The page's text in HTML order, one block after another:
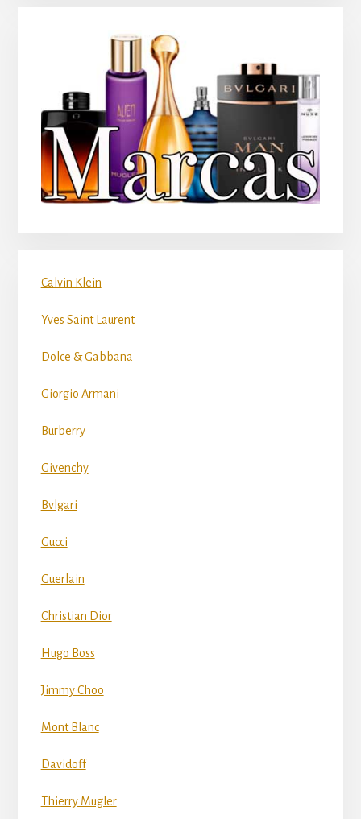
Calvin Klein
Yves Saint Laurent
Dolce & Gabbana
Giorgio Armani
Burberry
Givenchy
Bvlgari
Gucci
Guerlain
Christian Dior
Hugo Boss
Jimmy Choo
Mont Blanc
Davidoff
Thierry Mugler